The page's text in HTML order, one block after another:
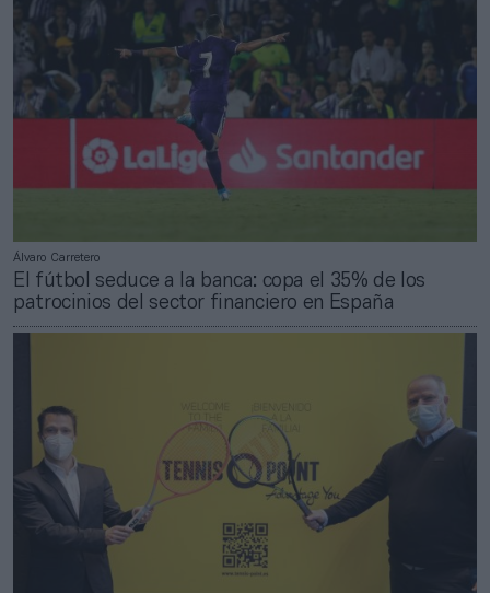
Álvaro Carretero
El fútbol seduce a la banca: copa el 35% de los
patrocinios del sector financiero en España